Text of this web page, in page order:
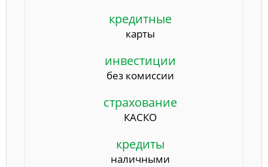
кредитные
карты
инвестиции
без комиссии
страхование
КАСКО
кредиты
наличными